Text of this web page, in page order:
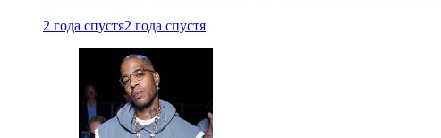
2 года спустя2 года спустя